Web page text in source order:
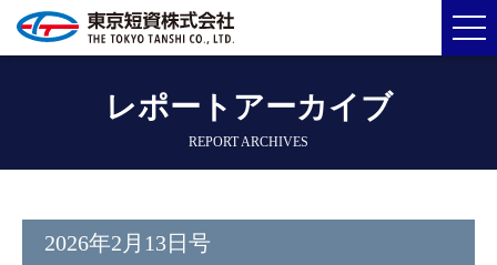
レポートアーカイブ
REPORT ARCHIVES
2026年2月13日号